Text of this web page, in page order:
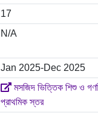
17
N/A
Jan 2025-Dec 2025
মসজিদ ভিত্তিক শিশু ও
প্রাথমিক স্তর